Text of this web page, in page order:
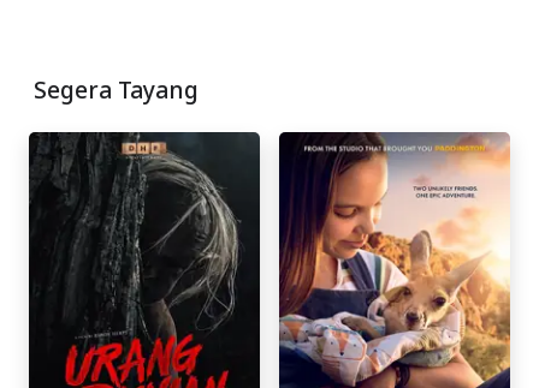
Segera Tayang